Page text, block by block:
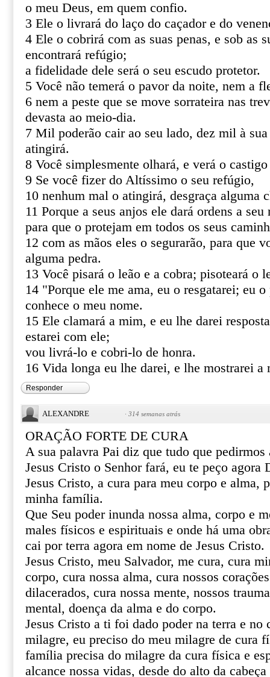
o meu Deus, em quem confio.
3 Ele o livrará do laço do caçador e do
4 Ele o cobrirá com as suas penas, e sob as
encontrará refúgio;
a fidelidade dele será o seu escudo protetor.
5 Você não temerá o pavor da noite, nem a
6 nem a peste que se move sorrateira nas
devasta ao meio-dia.
7 Mil poderão cair ao seu lado, dez mil à
atingirá.
8 Você simplesmente olhará, e verá o
9 Se você fizer do Altíssimo o seu refúgio,
10 nenhum mal o atingirá, desgraça alguma
11 Porque a seus anjos ele dará ordens a seu
para que o protejam em todos os seus
12 com as mãos eles o segurarão, para que
alguma pedra.
13 Você pisará o leão e a cobra; pisoteará o
14 "Porque ele me ama, eu o resgatarei; eu
conhece o meu nome.
15 Ele clamará a mim, e eu lhe darei
estarei com ele;
vou livrá-lo e cobri-lo de honra.
16 Vida longa eu lhe darei, e lhe mostrarei a
Responder
ALEXANDRE · 314 semanas atrás
ORAÇÃO FORTE DE CURA
A sua palavra Pai diz que tudo que pedirmos
Jesus Cristo o Senhor fará, eu te peço agora
Jesus Cristo, a cura para meu corpo e alma,
minha família.
Que Seu poder inunda nossa alma, corpo e
males físicos e espirituais e onde há uma
cai por terra agora em nome de Jesus Cristo.
Jesus Cristo, meu Salvador, me cura, cura
corpo, cura nossa alma, cura nossos
dilacerados, cura nossa mente, nossos
mental, doença da alma e do corpo.
Jesus Cristo a ti foi dado poder na terra e no
milagre, eu preciso do meu milagre de cura
família precisa do milagre da cura física e
alcance nossa vidas, desde do alto da